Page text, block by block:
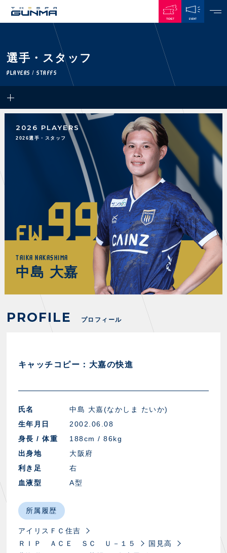
TICKET EVENT
TOP TEAM
CHALLENGERS
選手・スタッフ一覧
トレーニング見学について
・練習場ごとの注意事項
GAMES
・前売・当日チケット
・優待チケット
・企画チケット
シーズンシート
・シーズンシート
スタジアムアクセス
クラブプロパティ
スタジアムグルメ
初心者向けのガイダンス
FANZONE
ファンクラブ
グッズ
マスコット
クラブアンバサダー
PARTNERS
ふるさと納税
COMPANY
会社概要
HISTORY
U-15
U-12
スタッフ
SCHOOL
スクール概要
スタッフ
各校紹介・アクセス
スクール会員規約
TheSpark
店舗エリアガイド
アクセス
お問い合わせ
選手・スタッフ
PLAYERS / STAFFS
2026 PLAYERS
2026選手・スタッフ
FW99
TAIKA NAKASHIMA
中島 大嘉
PROFILE プロフィール
キャッチコピー：大嘉の快進
氏名
中島 大嘉(なかしま たいか)
生年月日
2002.06.08
身長 / 体重
188cm / 86kg
出身地
大阪府
利き足
右
血液型
A型
所属履歴
アイリスＦＣ住吉
ＲＩＰ ＡＣＥ ＳＣ Ｕ－１５
国見高